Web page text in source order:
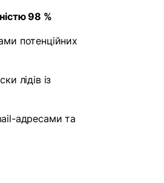
98 %
потенційних
лідів із
адресами та